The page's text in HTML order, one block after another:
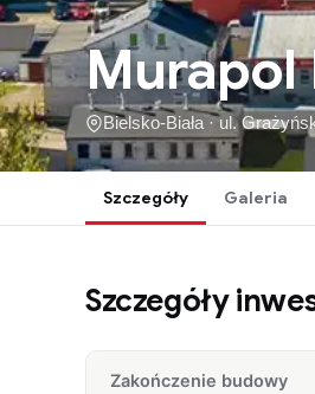
Murapol
Bielsko-Biała · ul.
Szczegóły Galeria
Szczegóły
Zakończenie budowy